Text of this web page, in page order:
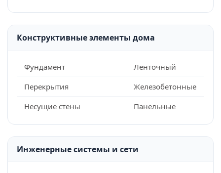
Конструктивные элементы дома
Фундамент
Ленточный
Перекрытия
Железобетонные
Несущие стены
Панельные
Инженерные системы и сети